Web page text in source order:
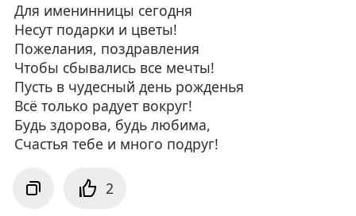
Для именинницы сегодня
Несут подарки и цветы!
Пожелания, поздравления
Чтобы сбывались все мечты!
Пусть в чудесный день рожденья
Всё только радует вокруг!
Будь здорова, будь любима,
Счастья тебе и много подруг!
2